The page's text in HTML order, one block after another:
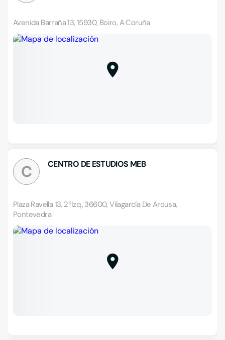
Avenida Barraña 13, 15930, Boiro, A Coruña
C CENTRO DE ESTUDIOS MEB
Plaza Ravella 13, 2ºIzq., 36600, Vilagarcía De Arousa,
Pontevedra